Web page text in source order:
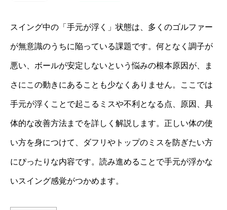
スイング中の「手元が浮く」状態は、多くのゴルファー
が無意識のうちに陥っている課題です。何となく調子が
悪い、ボールが安定しないという悩みの根本原因が、ま
さにこの動きにあることも少なくありません。ここでは
手元が浮くことで起こるミスや不利となる点、原因、具
体的な改善方法までを詳しく解説します。正しい体の使
い方を身につけて、ダフリやトップのミスを防ぎたい方
にぴったりな内容です。読み進めることで手元が浮かな
いスイング感覚がつかめます。